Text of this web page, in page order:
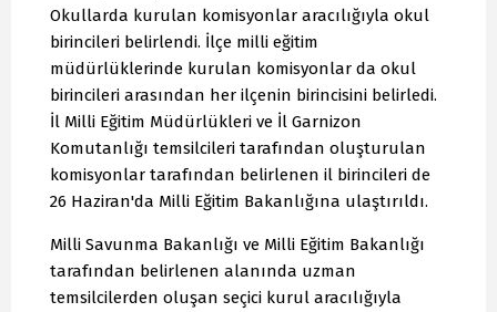
Okullarda kurulan komisyonlar aracılığıyla okul
birincileri belirlendi. İlçe milli eğitim
müdürlüklerinde kurulan komisyonlar da okul
birincileri arasından her ilçenin birincisini belirledi.
İl Milli Eğitim Müdürlükleri ve İl Garnizon
Komutanlığı temsilcileri tarafından oluşturulan
komisyonlar tarafından belirlenen il birincileri de
26 Haziran'da Milli Eğitim Bakanlığına ulaştırıldı.
Milli Savunma Bakanlığı ve Milli Eğitim Bakanlığı
tarafından belirlenen alanında uzman
temsilcilerden oluşan seçici kurul aracılığıyla